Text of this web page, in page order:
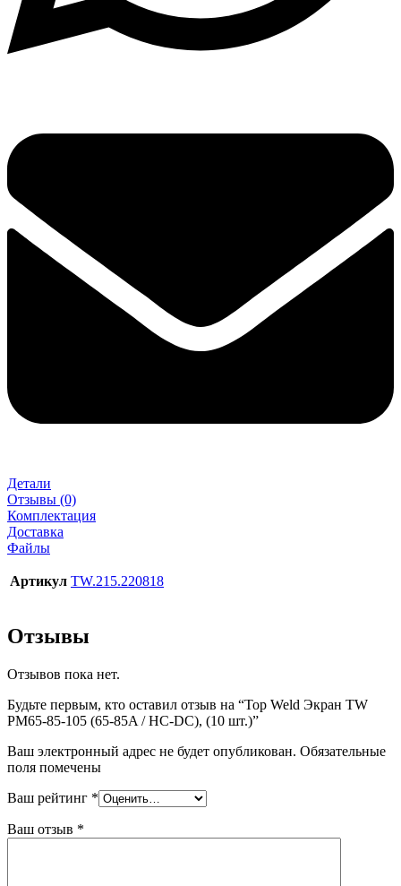
Детали
Отзывы (0)
Комплектация
Доставка
Файлы
Артикул TW.215.220818
Отзывы
Отзывов пока нет.
Будьте первым, кто оставил отзыв на “Top Weld Экран TW
PM65-85-105 (65-85A / HC-DC), (10 шт.)”
Ваш электронный адрес не будет опубликован. Обязательные
поля помечены
Ваш рейтинг *
Ваш отзыв *